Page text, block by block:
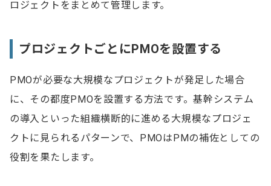
ロジェクトをまとめて管理します。
プロジェクトごとにPMOを設置する
PMOが必要な大規模なプロジェクトが発足した場合
に、その都度PMOを設置する方法です。基幹システム
の導入といった組織横断的に進める大規模なプロジェ
クトに見られるパターンで、PMOはPMの補佐としての
役割を果たします。